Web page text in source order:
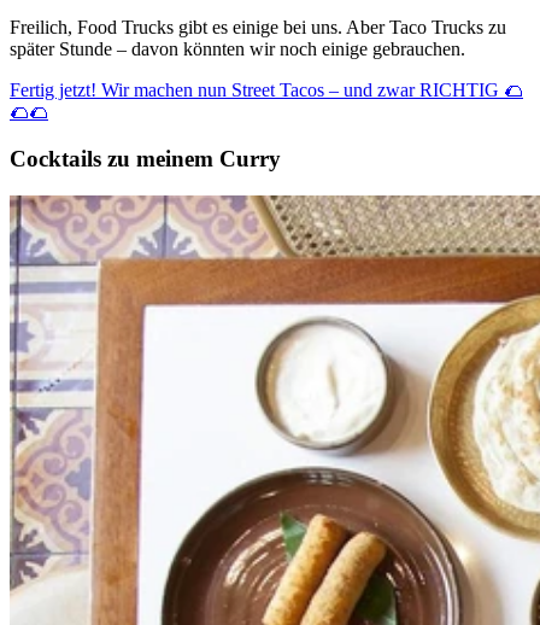
Freilich, Food Trucks gibt es einige bei uns. Aber Taco Trucks zu
später Stunde – davon könnten wir noch einige gebrauchen.
Fertig jetzt! Wir machen nun Street Tacos – und zwar RICHTIG 🌮
🌮🌮
Cocktails zu meinem Curry